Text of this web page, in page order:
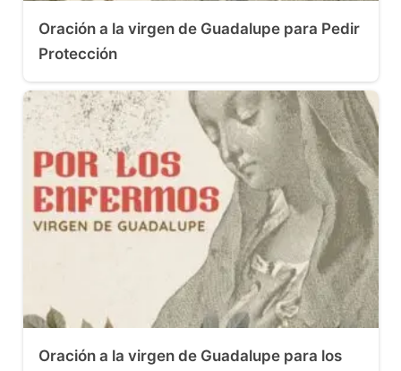
Oración a la virgen de Guadalupe para Pedir
Protección
Oración a la virgen de Guadalupe para los